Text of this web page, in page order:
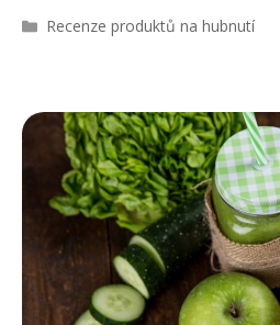
R
i
Recenze produktů na hubnutí